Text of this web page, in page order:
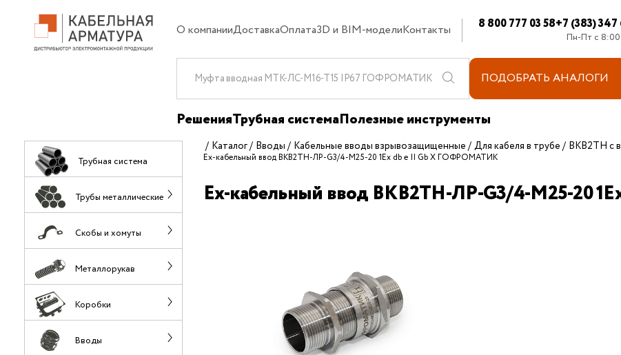
О компанииДоставкаОплата3D и BIM-моделиКонтакты 8 800 777 03 58+7 (383)
Пн-Пт с
ПОДОБРАТЬ АНАЛОГИ
РешенияТрубная системаПолезные инструменты
Трубная система
Трубы металлические
Скобы и хомуты
Металлорукав
Коробки
Вводы
Каталог Вводы Кабельные вводы взрывозащищенные Для кабеля в трубе ВКВ2ТН с
Ех-кабельный ввод ВКВ2ТН-ЛР-G3/4-М25-20 1Ex db e II Gb X ГОФРОМАТИК
Ех-кабельный ввод ВКВ2ТН-ЛР-G3/4-М25-20